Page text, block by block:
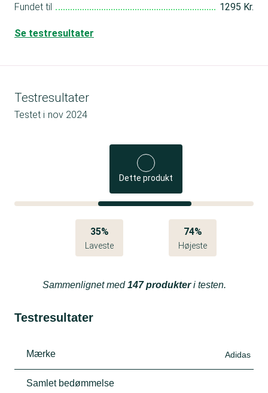
Fundet til 1295 Kr.
Se testresultater
Testresultater
Testet i nov 2024
Dette produkt
35%
Laveste
74%
Højeste
Sammenlignet med147 produkteri testen.
Testresultater
Mærke Adidas
Samlet bedømmelse